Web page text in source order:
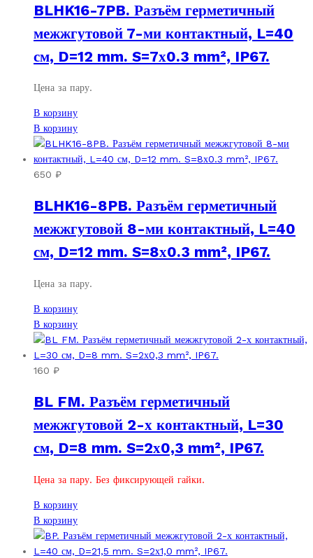
BLHK16-7PB. Разъём герметичный
межжгутовой 7-ми контактный, L=40
см, D=12 mm. S=7х0.3 mm², IP67.
Цена за пару.
В корзину
В корзину
650 ₽
BLHK16-8PB. Разъём герметичный
межжгутовой 8-ми контактный, L=40
см, D=12 mm. S=8х0.3 mm², IP67.
Цена за пару.
В корзину
В корзину
160 ₽
BL FM. Разъём герметичный
межжгутовой 2-х контактный, L=30
см, D=8 mm. S=2х0,3 mm², IP67.
Цена за пару. Без фиксирующей гайки.
В корзину
В корзину